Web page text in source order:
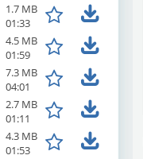
1.7 MB
01:33
4.5 MB
01:59
7.3 MB
04:01
2.7 MB
01:11
4.3 MB
01:53